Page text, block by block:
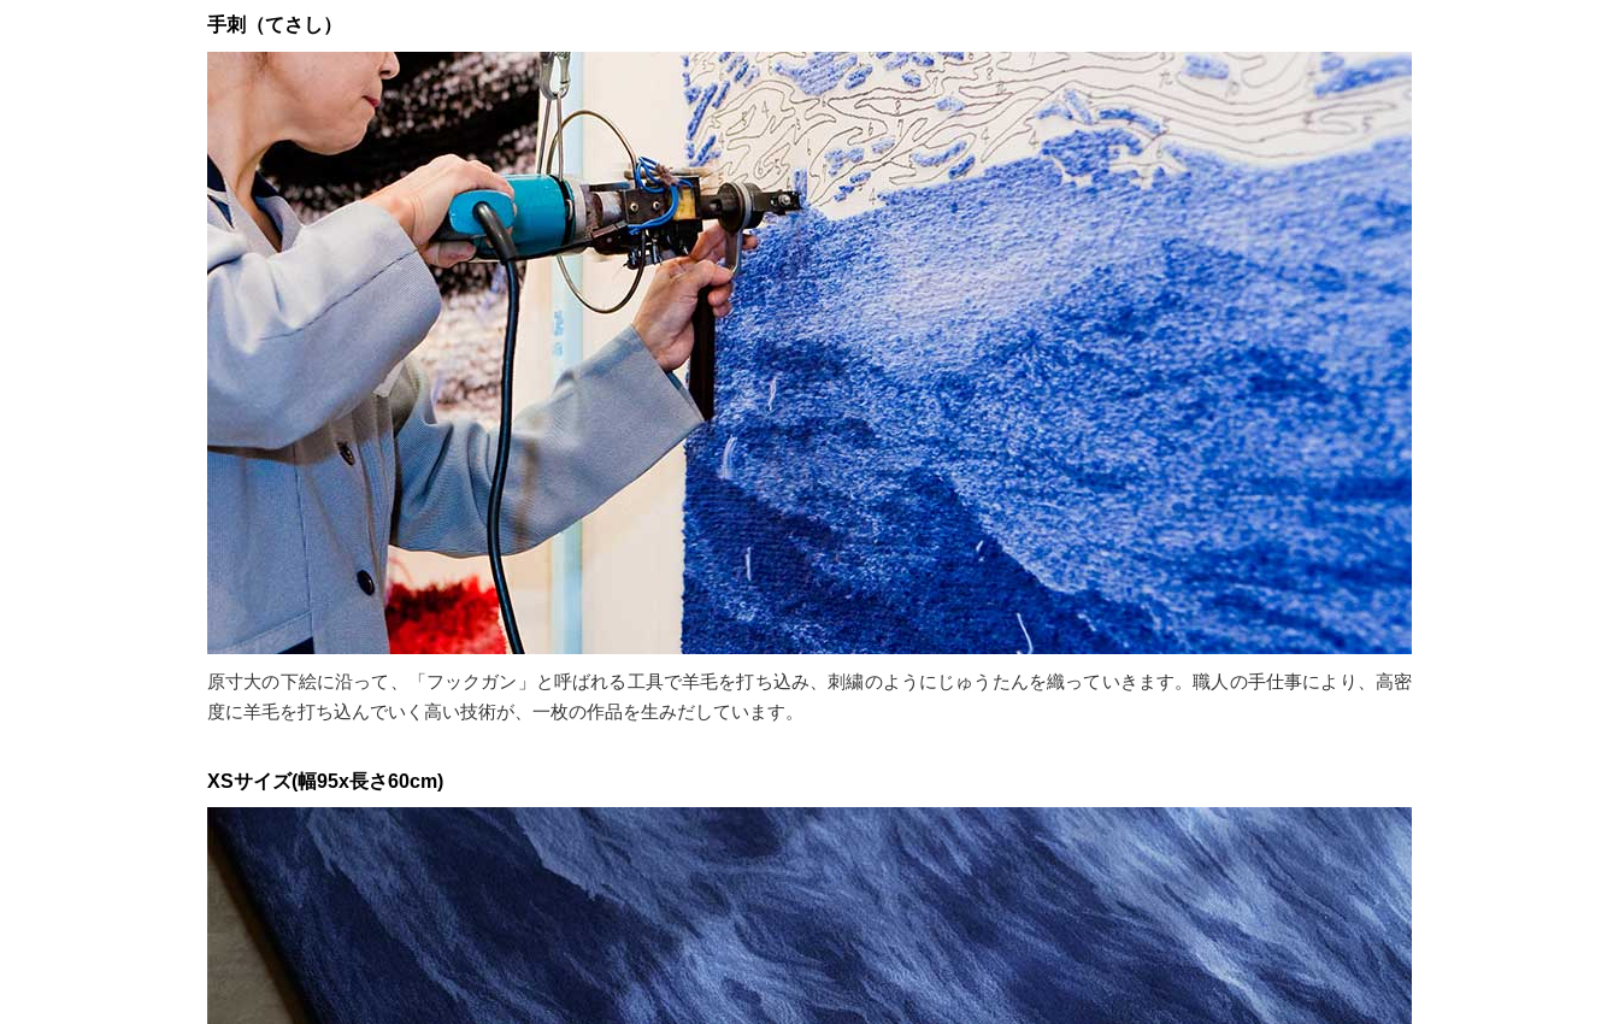
手刺（てさし）
原寸大の下絵に沿って、「フックガン」と呼ばれる工具で羊毛を打ち込み、刺繍のようにじゅうたんを織っていきます。職人の手仕事により、高密
度に羊毛を打ち込んでいく高い技術が、一枚の作品を生みだしています。
XSサイズ(幅95x長さ60cm)